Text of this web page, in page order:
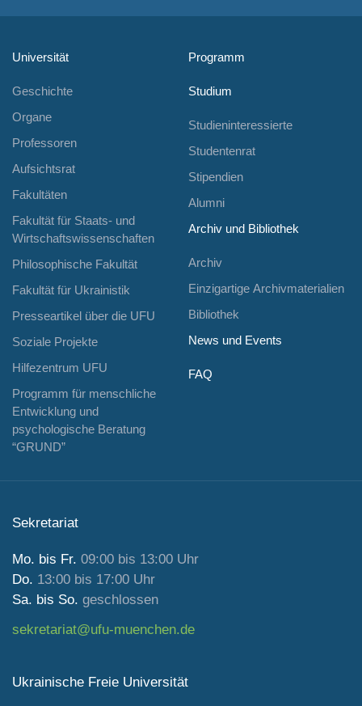
Universität
Geschichte
Organe
Professoren
Aufsichtsrat
Fakultäten
Fakultät für Staats- und
Wirtschaftswissenschaften
Philosophische Fakultät
Fakultät für Ukrainistik
Presseartikel über die UFU
Soziale Projekte
Hilfezentrum UFU
Programm für menschliche
Entwicklung und
psychologische Beratung
“GRUND”
Programm
Studium
Studieninteressierte
Studentenrat
Stipendien
Alumni
Archiv und Bibliothek
Archiv
Einzigartige Archivmaterialien
Bibliothek
News und Events
FAQ
Sekretariat
Mo. bis Fr. 09:00 bis 13:00 Uhr
Do. 13:00 bis 17:00 Uhr
Sa. bis So. geschlossen
sekretariat@ufu-muenchen.de
Ukrainische Freie Universität